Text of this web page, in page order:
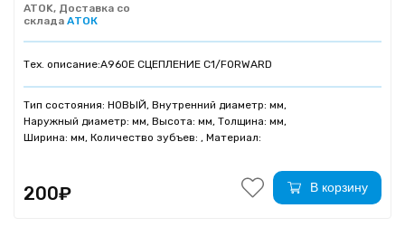
ATOK, Доставка со
склада АТОК
Тех. описание:A960E СЦЕПЛЕНИЕ C1/FORWARD
Тип состояния: НОВЫЙ, Внутренний диаметр: мм,
Наружный диаметр: мм, Высота: мм, Толщина: мм,
Ширина: мм, Количество зубъев: , Материал:
200₽ В корзину